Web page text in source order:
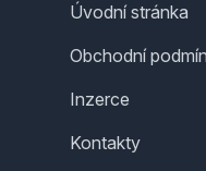
Úvodní stránka
Obchodní
Inzerce
Kontakty